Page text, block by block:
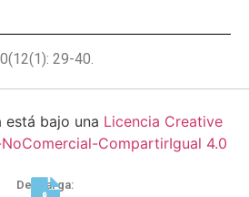
29-40.
está bajo una Licencia Creative
CompartirIgual 4.0
Descarga: